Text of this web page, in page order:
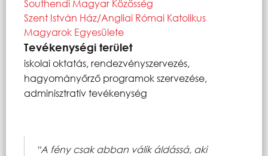
Southendi Magyar Közösség
Szent István Ház/Angliai Római Katolikus
Magyarok Egyesülete
Tevékenységi terület
iskolai oktatás, rendezvényszervezés,
hagyományőrző programok szervezése,
adminisztratív tevékenység
“A fény csak abban válik áldássá, aki